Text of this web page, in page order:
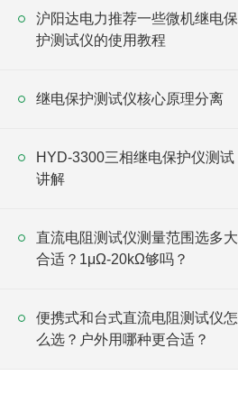
沪阳达电力推荐一些微机继电保
护测试仪的使用教程
继电保护测试仪核心原理分离
HYD-3300三相继电保护仪测试
讲解
直流电阻测试仪测量范围选多大
合适？1μΩ-20kΩ够吗？
便携式和台式直流电阻测试仪怎
么选？户外用哪种更合适？